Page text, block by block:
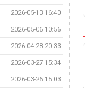
2026-05-13 16:40
2026-05-06 10:56
2026-04-28 20:33
2026-03-27 15:34
2026-03-26 15:03